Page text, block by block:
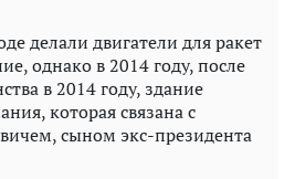
делали двигатели для ракет
однако в 2014 году, после
в 2014 году, здание
которая связана с
сыном экс-президента